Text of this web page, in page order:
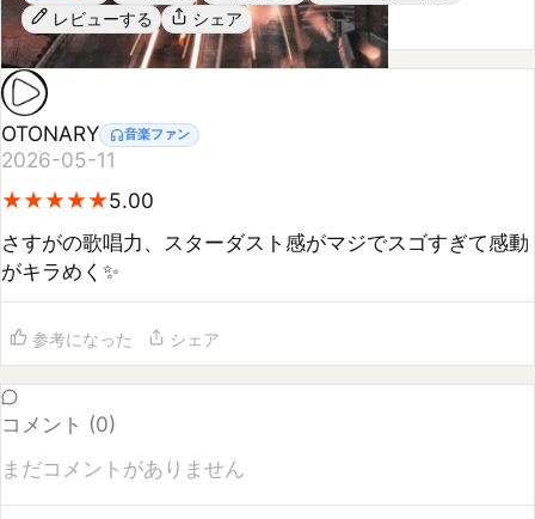
OTONARY
2026-05-11
★
★★
★★
★★
★★
★5.00
さすがの歌唱力、スターダスト感がマジでスゴすぎて感動
がキラめく✨
参考になった
コメント (0
まだコメントがありません
コメントするにはログイン してください